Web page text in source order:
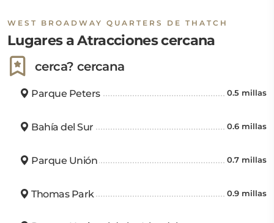
WEST BROADWAY QUARTERS DE THATCH
Lugares a Atracciones cercana
cerca? cercana
Parque Peters 0.5 millas
Bahía del Sur 0.6 millas
Parque Unión 0.7 millas
Thomas Park 0.9 millas